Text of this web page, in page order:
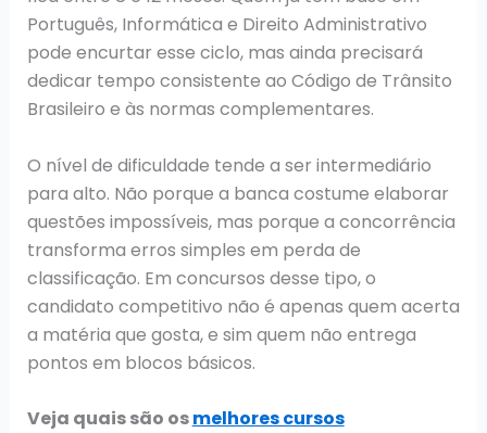
Português, Informática e Direito Administrativo
pode encurtar esse ciclo, mas ainda precisará
dedicar tempo consistente ao Código de Trânsito
Brasileiro e às normas complementares.
O nível de dificuldade tende a ser intermediário
para alto. Não porque a banca costume elaborar
questões impossíveis, mas porque a concorrência
transforma erros simples em perda de
classificação. Em concursos desse tipo, o
candidato competitivo não é apenas quem acerta
a matéria que gosta, e sim quem não entrega
pontos em blocos básicos.
Veja quais são osmelhores cursos